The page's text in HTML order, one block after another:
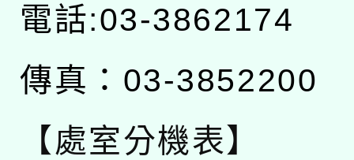
電話:03-3862174
傳真：03-3852200
【處室分機表】